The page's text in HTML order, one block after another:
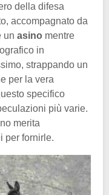
della difesa
accompagnato da
un asino mentre
in
strappando un
per la vera
specifico
più varie.
merita
per fornirle.